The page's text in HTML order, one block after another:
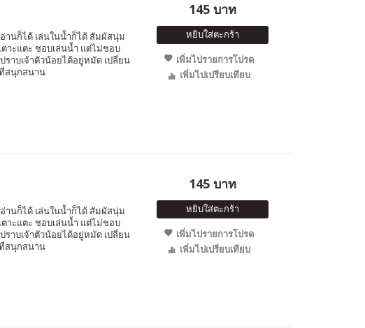
านก็ได้ เล่นในน้ำก็ได้ สัมผัสนุ่ม
าะแตะ ชอบเล่นน้ำ แต่ไม่ชอบ
าบเจ้าตัวน้อยได้อยู่หมัด เปลี่ยน
สนุกสนาน
145 บาท
หยิบใส่ตะกร้า
เพิ่มไปรายการโปรด
เพิ่มไปเปรียบเทียบ
านก็ได้ เล่นในน้ำก็ได้ สัมผัสนุ่ม
าะแตะ ชอบเล่นน้ำ แต่ไม่ชอบ
าบเจ้าตัวน้อยได้อยู่หมัด เปลี่ยน
สนุกสนาน
145 บาท
หยิบใส่ตะกร้า
เพิ่มไปรายการโปรด
เพิ่มไปเปรียบเทียบ